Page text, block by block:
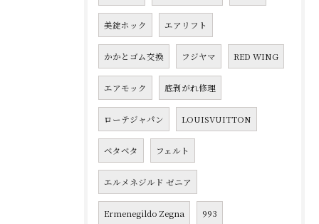
美錠ホック エアリフト
かかとゴム交換 フジヤマ RED WING
エアモック 底剥がれ修理
ローテジャパン LOUISVUITTON
ベタベタ フェルト
エルメネジルド ゼニア
Ermenegildo Zegna 993